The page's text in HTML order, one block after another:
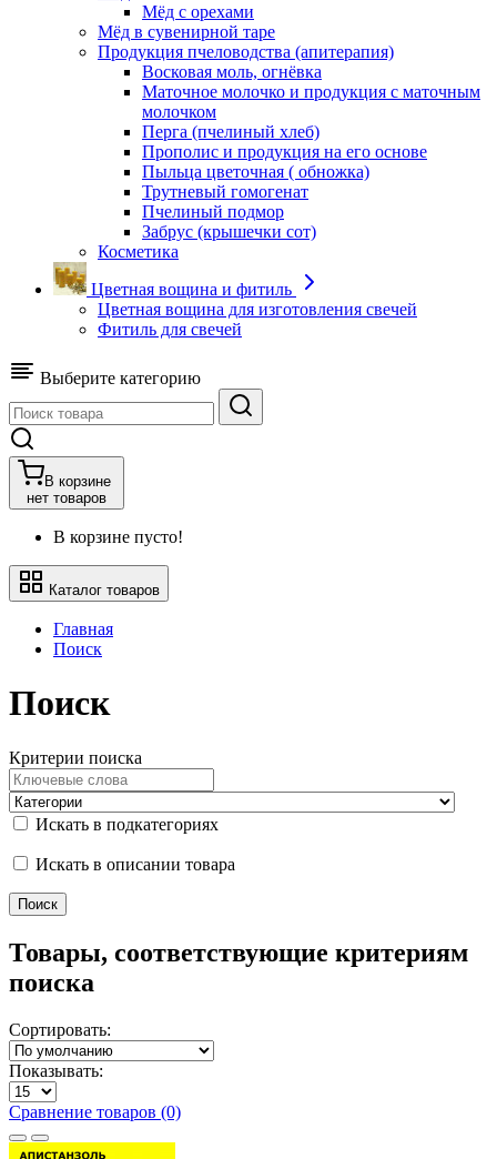
Мёд с орехами
Мёд в сувенирной таре
Продукция пчеловодства (апитерапия)
Восковая моль, огнёвка
Маточное молочко и продукция с маточным
молочком
Перга (пчелиный хлеб)
Прополис и продукция на его основе
Пыльца цветочная ( обножка)
Трутневый гомогенат
Пчелиный подмор
Забрус (крышечки сот)
Косметика
Цветная вощина и фитиль
Цветная вощина для изготовления свечей
Фитиль для свечей
Выберите категорию
В корзине
нет товаров
В корзине пусто!
Каталог товаров
Главная
Поиск
Поиск
Критерии поиска
Искать в подкатегориях
Искать в описании товара
Товары, соответствующие критериям
поиска
Сортировать:
Показывать:
Сравнение товаров (0)